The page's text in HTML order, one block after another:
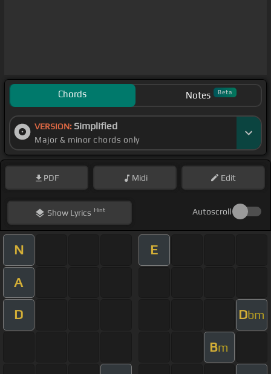
Chords Notes Beta
VERSION: Simplified
Major & minor chords only
PDF Midi Edit
ShowLyrics Hint Autoscroll
N E
A
D Dbm
Bm